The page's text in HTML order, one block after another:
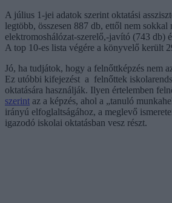
A július 1-jei adatok szerint oktatási
legtöbb, összesen 887 db, ettől nem sokkal
elektromoshálózat-szerelő,-javító (743 db)
A top 10-es lista végére a könyvelő került
Jó, ha tudjátok, hogy a felnőttképzés nem
Ez utóbbi kifejezést a felnőttek
oktatására használják. Ilyen értelemben
szerint az a képzés, ahol a „tanuló
irányú elfoglaltságához, a meglevő
igazodó iskolai oktatásban vesz részt.